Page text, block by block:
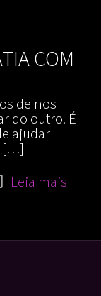
COM
de nos
do outro. É
ajudar
[…]
Leia mais